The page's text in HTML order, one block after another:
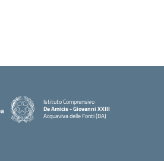
Istituto Comprensivo
De Amicis - Giovanni XXIII
Acquaviva delle Fonti (BA)